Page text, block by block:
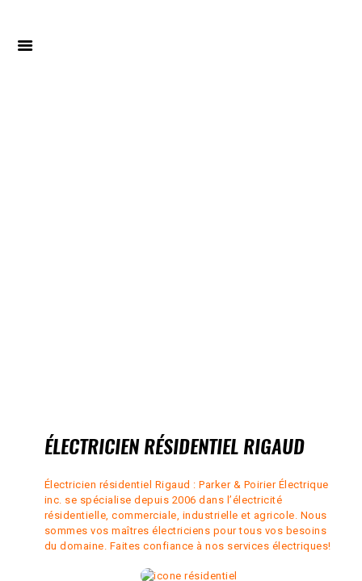
ÉLECTRICIEN RÉSIDENTIEL RIGAUD
Électricien résidentiel Rigaud : Parker & Poirier Électrique
inc. se spécialise depuis 2006 dans l’électricité
résidentielle, commerciale, industrielle et agricole. Nous
sommes vos maîtres électriciens pour tous vos besoins
du domaine. Faites confiance à nos services électriques!